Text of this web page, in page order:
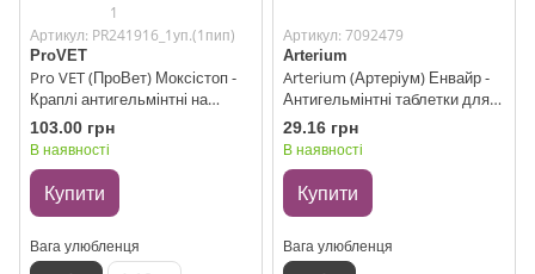
1
Артикул: PR241916_1уп.(1пип)
ProVET
Pro VET (ПроВет) Моксістоп -
Краплі антигельмінтні на
холку для котів (1 піпетка) до 4
кг
103.00 грн
В наявності
Купити
Вага улюбленця
Артикул: 7092479
Arterium
Arterium (Артеріум) Енвайр -
Антигельмінтні таблетки для
котів, цуценят і собак дрібних
порід (1 таблетка) на 4 кг
29.16 грн
В наявності
Купити
Вага улюбленця